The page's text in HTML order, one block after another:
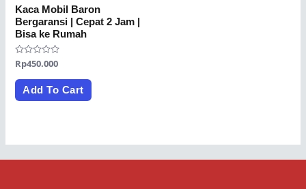
Kaca Mobil Baron
Bergaransi | Cepat 2 Jam |
Bisa ke Rumah
Rated
0
out
Rp450.000
Add To Cart